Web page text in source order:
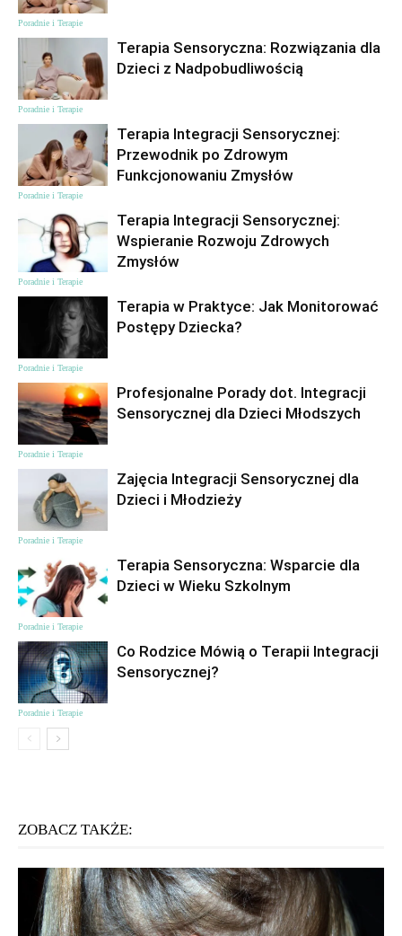
Poradnie i Terapie
Poradnie i Terapie
Terapia Sensoryczna: Rozwiązania dla
Dzieci z Nadpobudliwością
Poradnie i Terapie
Terapia Integracji Sensorycznej:
Przewodnik po Zdrowym
Funkcjonowaniu Zmysłów
Poradnie i Terapie
Terapia Integracji Sensorycznej:
Wspieranie Rozwoju Zdrowych
Zmysłów
Poradnie i Terapie
Terapia w Praktyce: Jak Monitorować
Postępy Dziecka?
Poradnie i Terapie
Profesjonalne Porady dot. Integracji
Sensorycznej dla Dzieci Młodszych
Poradnie i Terapie
Zajęcia Integracji Sensorycznej dla
Dzieci i Młodzieży
Poradnie i Terapie
Terapia Sensoryczna: Wsparcie dla
Dzieci w Wieku Szkolnym
Poradnie i Terapie
Co Rodzice Mówią o Terapii Integracji
Sensorycznej?
ZOBACZ TAKŻE: